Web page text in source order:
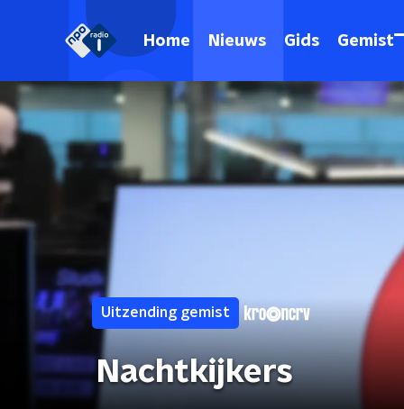
Home Nieuws Gids Gemist
Uitzending gemist
Nachtkijkers